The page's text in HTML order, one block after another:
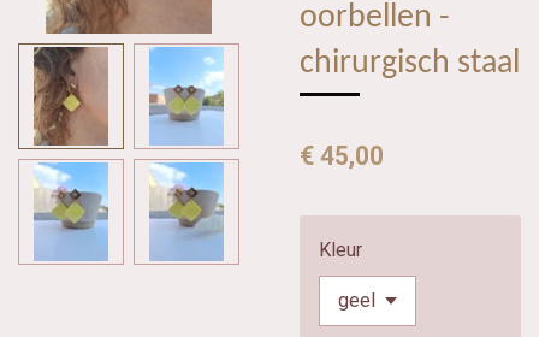
oorbellen -
chirurgisch staal
€ 45,00
Kleur